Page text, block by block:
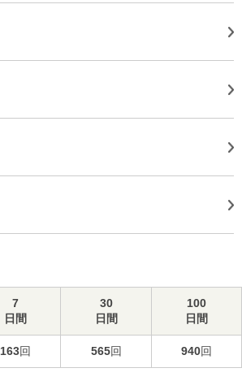
7
日間
30
日間
100
日間
163回 565回 940回